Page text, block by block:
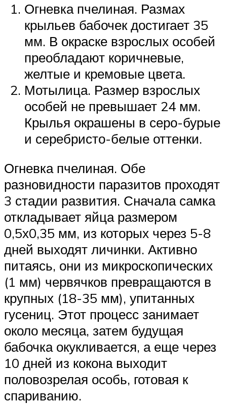
Огневка пчелиная. Размах
крыльев бабочек достигает 35
мм. В окраске взрослых особей
преобладают коричневые,
желтые и кремовые цвета.
Мотылица. Размер взрослых
особей не превышает 24 мм.
Крылья окрашены в серо-бурые
и серебристо-белые оттенки.
Огневка пчелиная. Обе
разновидности паразитов проходят
3 стадии развития. Сначала самка
откладывает яйца размером
0,5х0,35 мм, из которых через 5-8
дней выходят личинки. Активно
питаясь, они из микроскопических
(1 мм) червячков превращаются в
крупных (18-35 мм), упитанных
гусениц. Этот процесс занимает
около месяца, затем будущая
бабочка окукливается, а еще через
10 дней из кокона выходит
половозрелая особь, готовая к
спариванию.